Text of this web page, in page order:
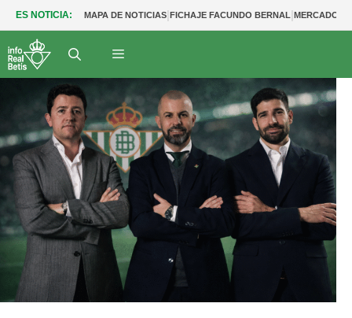
ES NOTICIA: MAPA DE NOTICIAS|FICHAJE FACUNDO BERNAL|MERCADO